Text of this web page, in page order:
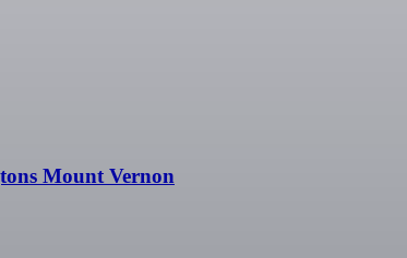
Mount Vernon